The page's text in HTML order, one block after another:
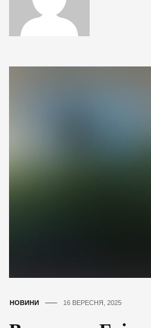
НОВИНИ 16 ВЕРЕСНЯ, 2025